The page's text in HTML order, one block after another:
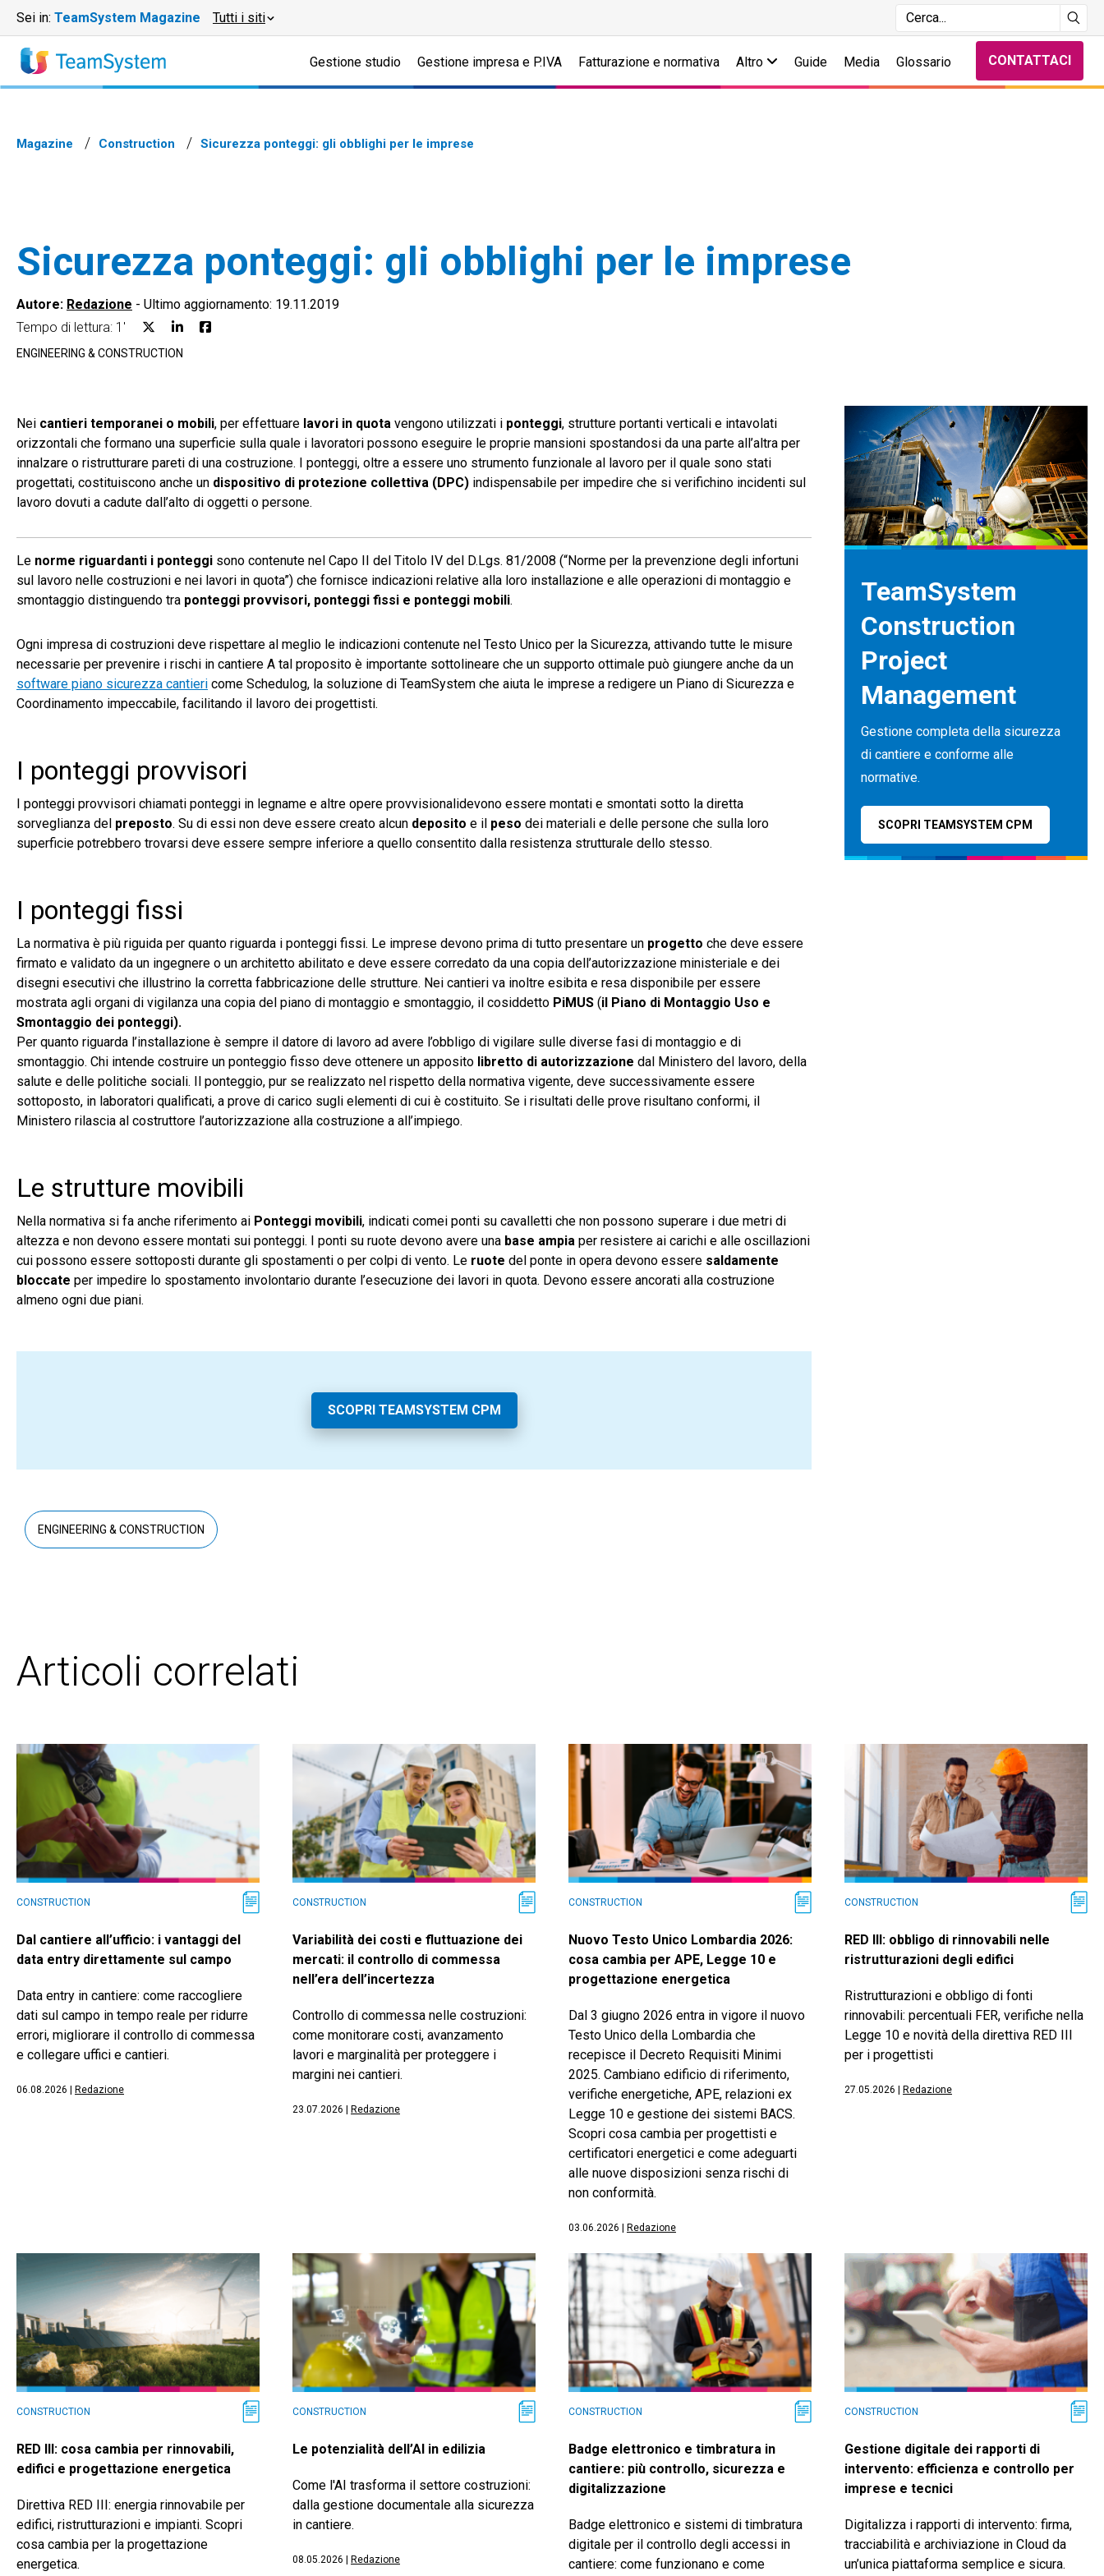
Sei in: TeamSystem Magazine Tutti i siti
Gestione studio Gestione impresa e P.IVA Fatturazione e normativa Altro Guide Media Glossario CONTATTACI
Magazine Construction Sicurezza ponteggi: gli obblighi per le imprese
Sicurezza ponteggi: gli obblighi per le imprese
Autore: Redazione - Ultimo aggiornamento: 19.11.2019
Tempo di lettura: 1'
ENGINEERING & CONSTRUCTION
Nei cantieri temporanei o mobili, per effettuare lavori in quota vengono utilizzati i ponteggi, strutture portanti verticali e intavolati
orizzontali che formano una superficie sulla quale i lavoratori possono eseguire le proprie mansioni spostandosi da una parte all’altra per
innalzare o ristrutturare pareti di una costruzione. I ponteggi, oltre a essere uno strumento funzionale al lavoro per il quale sono stati
progettati, costituiscono anche un dispositivo di protezione collettiva (DPC) indispensabile per impedire che si verifichino incidenti sul
lavoro dovuti a cadute dall’alto di oggetti o persone.
Le norme riguardanti i ponteggi sono contenute nel Capo II del Titolo IV del D.Lgs. 81/2008 (“Norme per la prevenzione degli infortuni
sul lavoro nelle costruzioni e nei lavori in quota”) che fornisce indicazioni relative alla loro installazione e alle operazioni di montaggio e
smontaggio distinguendo tra ponteggi provvisori, ponteggi fissi e ponteggi mobili.
Ogni impresa di costruzioni deve rispettare al meglio le indicazioni contenute nel Testo Unico per la Sicurezza, attivando tutte le misure
necessarie per prevenire i rischi in cantiere A tal proposito è importante sottolineare che un supporto ottimale può giungere anche da un
software piano sicurezza cantieri come Schedulog, la soluzione di TeamSystem che aiuta le imprese a redigere un Piano di Sicurezza e
Coordinamento impeccabile, facilitando il lavoro dei progettisti.
I ponteggi provvisori
I ponteggi provvisori chiamati ponteggi in legname e altre opere provvisionalidevono essere montati e smontati sotto la diretta
sorveglianza del preposto. Su di essi non deve essere creato alcun deposito e il peso dei materiali e delle persone che sulla loro
superficie potrebbero trovarsi deve essere sempre inferiore a quello consentito dalla resistenza strutturale dello stesso.
I ponteggi fissi
La normativa è più riguida per quanto riguarda i ponteggi fissi. Le imprese devono prima di tutto presentare un progetto che deve essere
firmato e validato da un ingegnere o un architetto abilitato e deve essere corredato da una copia dell’autorizzazione ministeriale e dei
disegni esecutivi che illustrino la corretta fabbricazione delle strutture. Nei cantieri va inoltre esibita e resa disponibile per essere
mostrata agli organi di vigilanza una copia del piano di montaggio e smontaggio, il cosiddetto PiMUS (il Piano di Montaggio Uso e
Smontaggio dei ponteggi).
Per quanto riguarda l’installazione è sempre il datore di lavoro ad avere l’obbligo di vigilare sulle diverse fasi di montaggio e di
smontaggio. Chi intende costruire un ponteggio fisso deve ottenere un apposito libretto di autorizzazione dal Ministero del lavoro, della
salute e delle politiche sociali. Il ponteggio, pur se realizzato nel rispetto della normativa vigente, deve successivamente essere
sottoposto, in laboratori qualificati, a prove di carico sugli elementi di cui è costituito. Se i risultati delle prove risultano conformi, il
Ministero rilascia al costruttore l’autorizzazione alla costruzione a all’impiego.
Le strutture movibili
Nella normativa si fa anche riferimento ai Ponteggi movibili, indicati comei ponti su cavalletti che non possono superare i due metri di
altezza e non devono essere montati sui ponteggi. I ponti su ruote devono avere una base ampia per resistere ai carichi e alle oscillazioni
cui possono essere sottoposti durante gli spostamenti o per colpi di vento. Le ruote del ponte in opera devono essere saldamente
bloccate per impedire lo spostamento involontario durante l’esecuzione dei lavori in quota. Devono essere ancorati alla costruzione
almeno ogni due piani.
SCOPRI TEAMSYSTEM CPM
ENGINEERING & CONSTRUCTION
TeamSystem
Construction
Project
Management
Gestione completa della sicurezza
di cantiere e conforme alle
normative.
SCOPRI TEAMSYSTEM CPM
Articoli correlati
CONSTRUCTION
Dal cantiere all’ufficio: i vantaggi del
data entry direttamente sul campo
Data entry in cantiere: come raccogliere
dati sul campo in tempo reale per ridurre
errori, migliorare il controllo di commessa
e collegare uffici e cantieri.
06.08.2026 Redazione
CONSTRUCTION
Variabilità dei costi e fluttuazione dei
mercati: il controllo di commessa
nell’era dell’incertezza
Controllo di commessa nelle costruzioni:
come monitorare costi, avanzamento
lavori e marginalità per proteggere i
margini nei cantieri.
23.07.2026 Redazione
CONSTRUCTION
Nuovo Testo Unico Lombardia 2026:
cosa cambia per APE, Legge 10 e
progettazione energetica
Dal 3 giugno 2026 entra in vigore il nuovo
Testo Unico della Lombardia che
recepisce il Decreto Requisiti Minimi
2025. Cambiano edificio di riferimento,
verifiche energetiche, APE, relazioni ex
Legge 10 e gestione dei sistemi BACS.
Scopri cosa cambia per progettisti e
certificatori energetici e come adeguarti
alle nuove disposizioni senza rischi di
non conformità.
03.06.2026 Redazione
CONSTRUCTION
RED III: obbligo di rinnovabili nelle
ristrutturazioni degli edifici
Ristrutturazioni e obbligo di fonti
rinnovabili: percentuali FER, verifiche nella
Legge 10 e novità della direttiva RED III
per i progettisti
27.05.2026 Redazione
CONSTRUCTION
RED III: cosa cambia per rinnovabili,
edifici e progettazione energetica
Direttiva RED III: energia rinnovabile per
edifici, ristrutturazioni e impianti. Scopri
cosa cambia per la progettazione
energetica.
CONSTRUCTION
Le potenzialità dell’AI in edilizia
Come l'AI trasforma il settore costruzioni:
dalla gestione documentale alla sicurezza
in cantiere.
08.05.2026 Redazione
CONSTRUCTION
Badge elettronico e timbratura in
cantiere: più controllo, sicurezza e
digitalizzazione
Badge elettronico e sistemi di timbratura
digitale per il controllo degli accessi in
cantiere: come funzionano e come
CONSTRUCTION
Gestione digitale dei rapporti di
intervento: efficienza e controllo per
imprese e tecnici
Digitalizza i rapporti di intervento: firma,
tracciabilità e archiviazione in Cloud da
un’unica piattaforma semplice e sicura.